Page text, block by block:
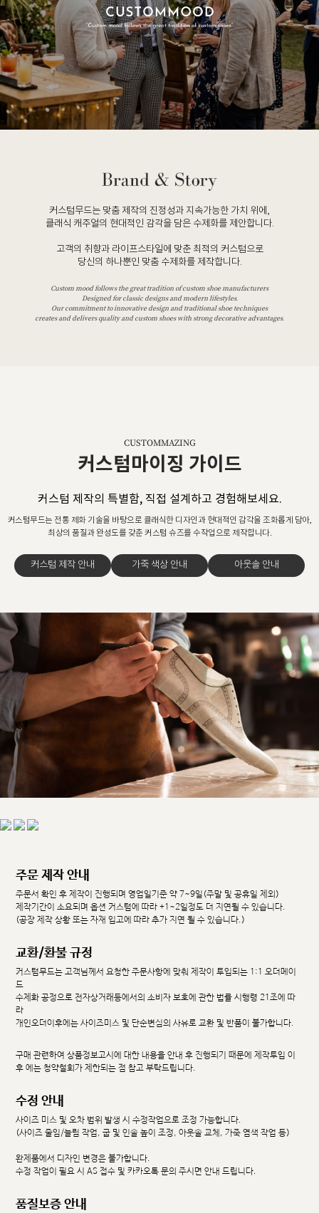
커스텀무드는 맞춤 제작의 진정성과 지속가능한 가치 위에,
클래식 캐주얼의 현대적인 감각을 담은 수제화를 제안합니다.
고객의 취향과 라이프스타일에 맞춘 최적의 커스텀으로
당신의 하나뿐인 맞춤 수제화를 제작합니다.
Custom mood follows the great tradition of custom shoe manufacturers
Designed for classic designs and modern lifestyles.
Our commitment to innovative design and traditional shoe techniques
creates and delivers quality and custom shoes with strong decorative advantages.
CUSTOMMAZING
커스텀마이징 가이드
커스텀 제작의 특별함, 직접 설계하고 경험해보세요.
커스텀무드는 전통 제화 기술을 바탕으로 클래식한 디자인과 현대적인 감각을 조화롭게 담아,
최상의 품질과 완성도를 갖춘 커스텀 슈즈를 수작업으로 제작합니다.
커스텀 제작 안내 가죽 색상 안내 아웃솔 안내
주문 제작 안내
주문서 확인 후 제작이 진행되며 영업일기준 약 7~9일(주말 및 공휴일 제외)
제작기간이 소요되며 옵션 커스텀에 따라 +1~2일정도 더 지연될 수 있습니다.
(공장 제작 상황 또는 자재 입고에 따라 추가 지연 될 수 있습니다.)
교환/환불 규정
커스텀무드는 고객님께서 요청한 주문사항에 맞춰 제작이 투입되는 1:1 오더메이
드
수제화 공정으로 전자상거래등에서의 소비자 보호에 관한 법률 시행령 21조에 따
라
개인오더이후에는 사이즈미스 및 단순변심의 사유로 교환 및 반품이 불가합니다.
구매 관련하여 상품정보고시에 대한 내용을 안내 후 진행되기 때문에 제작투입 이
후 에는 청약철회가 제한되는 점 참고 부탁드립니다.
수정 안내
사이즈 미스 및 오차 범위 발생 시 수정작업으로 조정 가능합니다.
(사이즈 줄임/늘림 작업, 굽 및 인솔 높이 조정, 아웃솔 교체, 가죽 염색 작업 등)
완제품에서 디자인 변경은 불가합니다.
수정 작업이 필요 시 AS 접수 및 카카오톡 문의 주시면 안내 드립니다.
품질보증 안내